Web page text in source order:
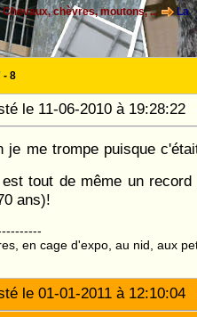
Chevaux, chèvres, moutons, ...
La
- 8
le 11-06-2010 à
je me trompe puisque
tout de même un
ans)!
en cage d'expo, au nid, aux
le 01-01-2011 à